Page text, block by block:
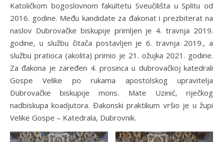
Katoličkom bogoslovnom fakultetu Sveučilišta u Splitu od
2016. godine. Među kandidate za đakonat i prezbiterat na
naslov Dubrovačke biskupije primljen je 4. travnja 2019.
godine, u službu čitača postavljen je 6. travnja 2019., a
službu pratioca (akolita) primio je 21. ožujka 2021. godine.
Za đakona je zaređen 4. prosinca u dubrovačkoj katedrali
Gospe Velike po rukama apostolskog upravitelja
Dubrovačke biskupije mons. Mate Uzinić, riječkog
nadbiskupa koadjutora. Đakonski praktikum vršio je u župi
Velike Gospe – Katedrala, Dubrovnik.